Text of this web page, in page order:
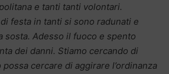
e tanti tanti volontari.
festa in tanti si sono radunati e
sosta. Adesso il fuoco e spento
dei danni. Stiamo cercando di
cercare di aggirare l’ordinanza